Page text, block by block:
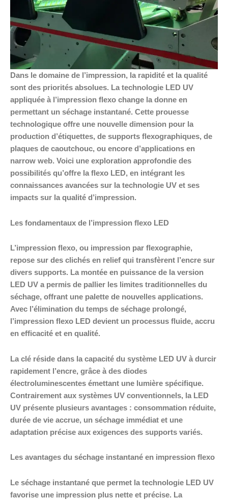
Dans le domaine de l’impression, la rapidité et la qualité
sont des priorités absolues. La technologie LED UV
appliquée à l’impression flexo change la donne en
permettant un séchage instantané. Cette prouesse
technologique offre une nouvelle dimension pour la
production d’étiquettes, de supports flexographiques, de
plaques de caoutchouc, ou encore d’applications en
narrow web. Voici une exploration approfondie des
possibilités qu’offre la flexo LED, en intégrant les
connaissances avancées sur la technologie UV et ses
impacts sur la qualité d’impression.
Les fondamentaux de l’impression flexo LED
L’impression flexo, ou impression par flexographie,
repose sur des clichés en relief qui transfèrent l’encre sur
divers supports. La montée en puissance de la version
LED UV a permis de pallier les limites traditionnelles du
séchage, offrant une palette de nouvelles applications.
Avec l’élimination du temps de séchage prolongé,
l’impression flexo LED devient un processus fluide, accru
en efficacité et en qualité.
La clé réside dans la capacité du système LED UV à durcir
rapidement l’encre, grâce à des diodes
électroluminescentes émettant une lumière spécifique.
Contrairement aux systèmes UV conventionnels, la LED
UV présente plusieurs avantages : consommation réduite,
durée de vie accrue, un séchage immédiat et une
adaptation précise aux exigences des supports variés.
Les avantages du séchage instantané en impression flexo
Le séchage instantané que permet la technologie LED UV
favorise une impression plus nette et précise. La